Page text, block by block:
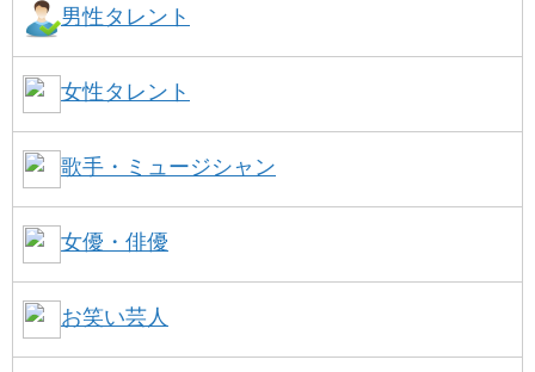
男性タレント
女性タレント
歌手・ミュージシャン
女優・俳優
お笑い芸人